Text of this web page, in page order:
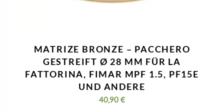
MATRIZE BRONZE – PACCHERO
GESTREIFT Ø 28 MM FÜR LA
FATTORINA, FIMAR MPF 1.5, PF15E
UND ANDERE
40,90 €